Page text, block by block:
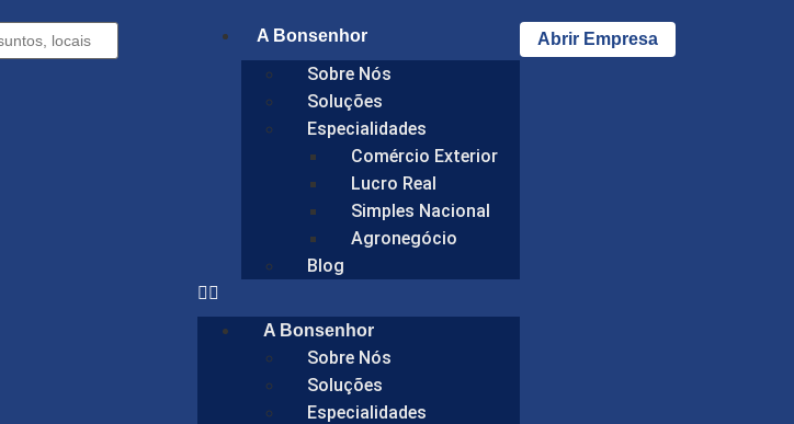
A Bonsenhor
Sobre Nós
Soluções
Especialidades
Comércio Exterior
Lucro Real
Simples Nacional
Agronegócio
Blog
A Bonsenhor
Sobre Nós
Soluções
Especialidades
Abrir Empresa